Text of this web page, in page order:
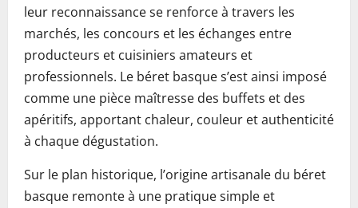
leur reconnaissance se renforce à travers les
marchés, les concours et les échanges entre
producteurs et cuisiniers amateurs et
professionnels. Le béret basque s’est ainsi imposé
comme une pièce maîtresse des buffets et des
apéritifs, apportant chaleur, couleur et authenticité
à chaque dégustation.
Sur le plan historique, l’origine artisanale du béret
basque remonte à une pratique simple et